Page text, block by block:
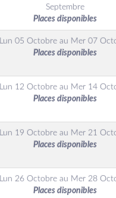
Septembre
Places disponibles
Lun 05 Octobre au Mer 07
Places disponibles
Lun 12 Octobre au Mer 14
Places disponibles
Lun 19 Octobre au Mer 21
Places disponibles
Lun 26 Octobre au Mer 28
Places disponibles